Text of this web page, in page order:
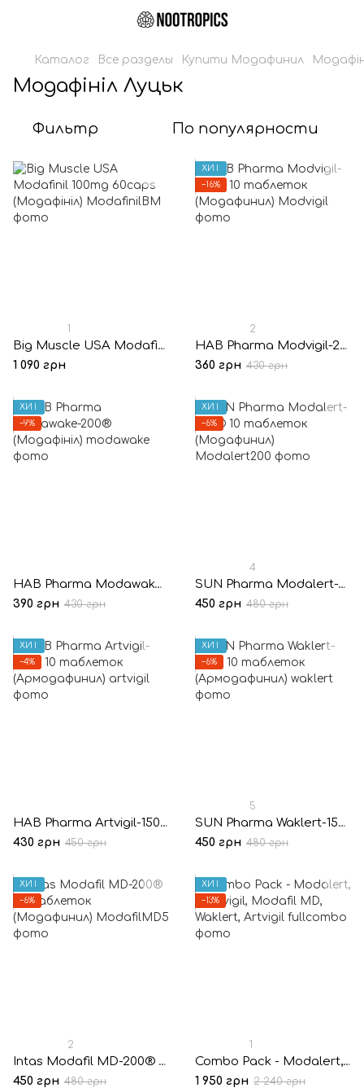
Каталог Все разделы Купити Модафинил
Модафініл Луцьк
Фильтр По популярности
1
Big Muscle USA Modafinil 100mg 60caps (Модафініл)
1 090 грн
ХИТ
−16%
2
HAB Pharma Modvigil-200® 10 таблеток (Модафинил)
360 грн 430 грн
ХИТ
−9%
HAB Pharma Modawake-200® (Модафініл)
390 грн 430 грн
ХИТ
−6%
4
SUN Pharma Modalert-200® 10 таблеток (Модафинил)
450 грн 480 грн
ХИТ
−4%
HAB Pharma Artvigil-150® 10 таблеток (Армодафинил)
430 грн 450 грн
ХИТ
−6%
5
SUN Pharma Waklert-150® 10 таблеток (Армодафинил)
450 грн 480 грн
ХИТ
−6%
2
Intas Modafil MD-200® 10 таблеток (Модафинил)
450 грн 480 грн
ХИТ
−13%
1
Combo Pack - Modalert, Modvigil, Modafil MD, Waklert, Artvigil
1 950 грн 2 240 грн